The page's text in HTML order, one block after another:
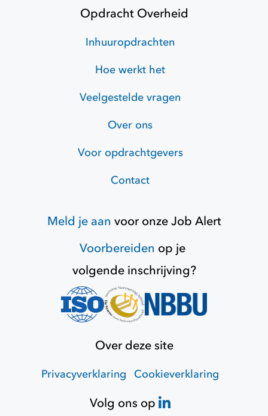
Opdracht Overheid
Inhuuropdrachten
Hoe werkt het
Veelgestelde vragen
Over ons
Voor opdrachtgevers
Contact
Meld je aan voor onzeJob Alert
Voorbereiden op je
volgende inschrijving?
Over deze site
Privacyverklaring Cookieverklaring
Volg ons op